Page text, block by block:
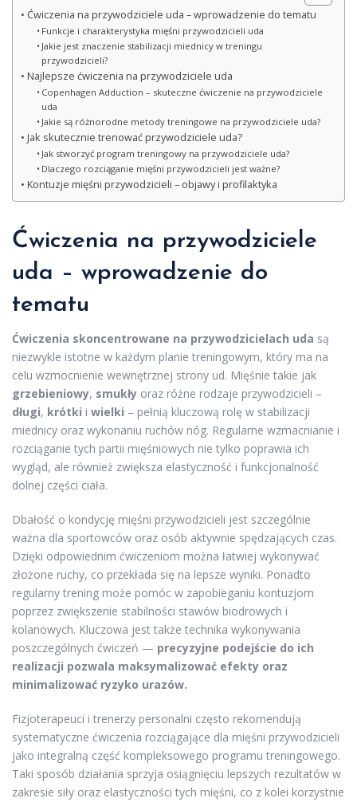
Ćwiczenia na przywodziciele uda – wprowadzenie do tematu
Funkcje i charakterystyka mięśni przywodzicieli uda
Jakie jest znaczenie stabilizacji miednicy w treningu
przywodzicieli?
Najlepsze ćwiczenia na przywodziciele uda
Copenhagen Adduction – skuteczne ćwiczenie na przywodziciele
uda
Jakie są różnorodne metody treningowe na przywodziciele uda?
Jak skutecznie trenować przywodziciele uda?
Jak stworzyć program treningowy na przywodziciele uda?
Dlaczego rozciąganie mięśni przywodzicieli jest ważne?
Kontuzje mięśni przywodzicieli – objawy i profilaktyka
Ćwiczenia na przywodziciele
uda – wprowadzenie do
tematu
Ćwiczenia skoncentrowane na przywodzicielach uda są
niezwykle istotne w każdym planie treningowym, który ma na
celu wzmocnienie wewnętrznej strony ud. Mięśnie takie jak
grzebieniowy, smukły oraz różne rodzaje przywodzicieli –
długi, krótki i wielki – pełnią kluczową rolę w stabilizacji
miednicy oraz wykonaniu ruchów nóg. Regularne wzmacnianie i
rozciąganie tych partii mięśniowych nie tylko poprawia ich
wygląd, ale również zwiększa elastyczność i funkcjonalność
dolnej części ciała.
Dbałość o kondycję mięśni przywodzicieli jest szczególnie
ważna dla sportowców oraz osób aktywnie spędzających czas.
Dzięki odpowiednim ćwiczeniom można łatwiej wykonywać
złożone ruchy, co przekłada się na lepsze wyniki. Ponadto
regularny trening może pomóc w zapobieganiu kontuzjom
poprzez zwiększenie stabilności stawów biodrowych i
kolanowych. Kluczowa jest także technika wykonywania
poszczególnych ćwiczeń — precyzyjne podejście do ich
realizacji pozwala maksymalizować efekty oraz
minimalizować ryzyko urazów.
Fizjoterapeuci i trenerzy personalni często rekomendują
systematyczne ćwiczenia rozciągające dla mięśni przywodzicieli
jako integralną część kompleksowego programu treningowego.
Taki sposób działania sprzyja osiągnięciu lepszych rezultatów w
zakresie siły oraz elastyczności tych mięśni, co z kolei korzystnie